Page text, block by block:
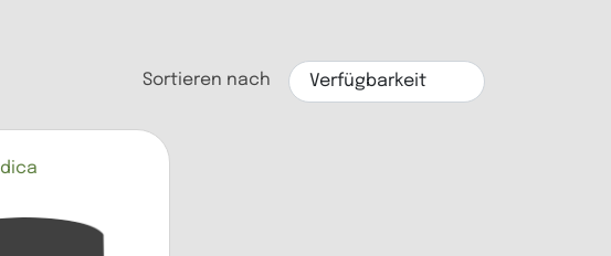
Sortieren nach